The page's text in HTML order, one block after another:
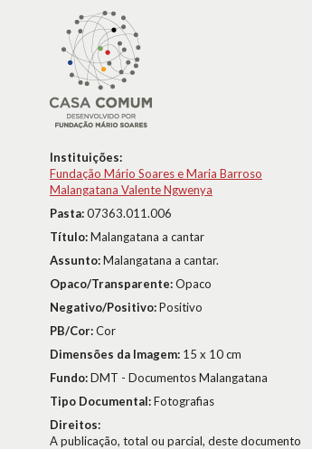
Instituições:
Fundação Mário Soares e Maria Barroso
Malangatana Valente Ngwenya
Pasta:07363.011.006
Título:Malangatana a cantar
Assunto:Malangatana a cantar.
Opaco/Transparente:Opaco
Negativo/Positivo:Positivo
PB/Cor:Cor
Dimensões da Imagem: 15 x 10 cm
Fundo:DMT - Documentos Malangatana
Tipo Documental:Fotografias
Direitos:
A publicação, total ou parcial, deste documento